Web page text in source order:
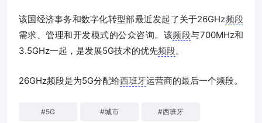
该国经济事务和数字化转型部最近发起了关于26GHz频段
需求、管理和开发模式的公众咨询。该频段与700MHz和
3.5GHz一起，是发展5G技术的优先频段。
26GHz频段是为5G分配给西班牙运营商的最后一个频段。
#5G #城市 #西班牙